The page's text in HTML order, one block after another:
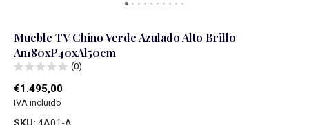
Mueble TV Chino Verde Azulado Alto Brillo
An180xP40xAl50cm
(0)
€1.495,00
IVA incluido